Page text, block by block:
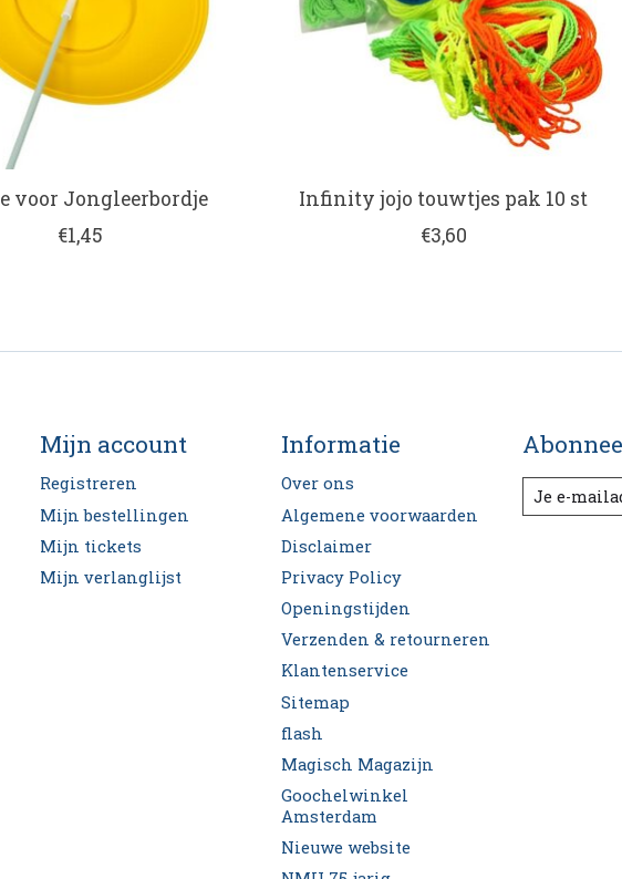
voor Jongleerbordje
€1,45
Infinity jojo touwtjes pak 10 st
€3,60
Mijn account
Registreren
Mijn bestellingen
Mijn tickets
Mijn verlanglijst
Informatie
Over ons
Algemene voorwaarden
Disclaimer
Privacy Policy
Openingstijden
Verzenden & retourneren
Klantenservice
Sitemap
flash
Magisch Magazijn
Goochelwinkel
Amsterdam
Nieuwe website